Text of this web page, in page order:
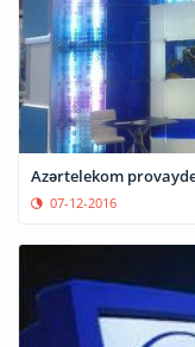
Azərtelekom
07-12-2016